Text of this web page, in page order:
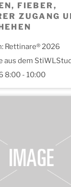
FIEBER,
ZUGANG
Rettinare® 2026
aus dem
8:00 - 10:00